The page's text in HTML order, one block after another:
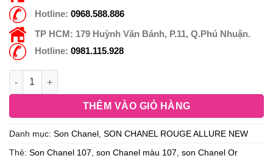
Hotline: 0968.588.886
TP HCM: 179 Huỳnh Văn Bánh, P.11, Q.Phú Nhuận.
Hotline: 0981.115.928
THÊM VÀO GIỎ HÀNG
Danh mục: Son Chanel SON CHANEL ROUGE ALLURE NEW
Thẻ: Son Chanel 107 son Chanel màu 107 son Chanel Or